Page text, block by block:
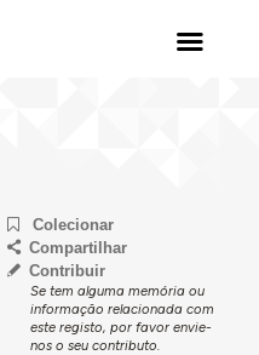
Colecionar
Compartilhar
Contribuir
Se tem alguma memória ou
informação relacionada com
este registo, por favor envie-
nos o seu contributo.